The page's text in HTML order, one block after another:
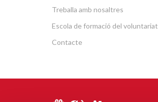
Treballa amb nosaltres
Escola de formació del voluntariat
Contacte